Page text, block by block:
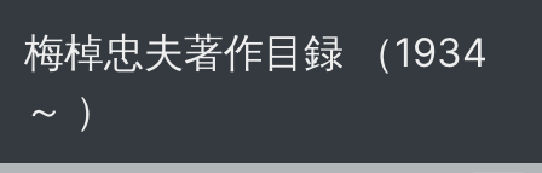
梅棹忠夫著作目録 （1934
～ ）